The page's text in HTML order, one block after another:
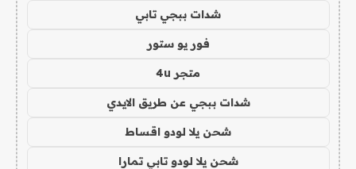
شدات ببجي تابي
فور يو ستور
متجر 4u
شدات ببجي عن طريق الايدي
شحن يلا لودو اقساط
شحن يلا لودو تابي تمارا